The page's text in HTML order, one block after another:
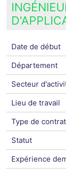
Date de début
Département
Secteur
Lieu de travail
Type de contrat
Statut
Expérience